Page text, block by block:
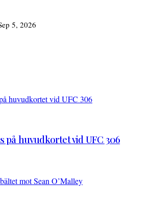
5, 2026
på huvudkortet vid UFC 306